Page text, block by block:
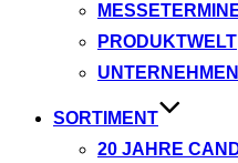
PRODUKTWELT
UNTERNEHMEN
SORTIMENT
20 JAHRE